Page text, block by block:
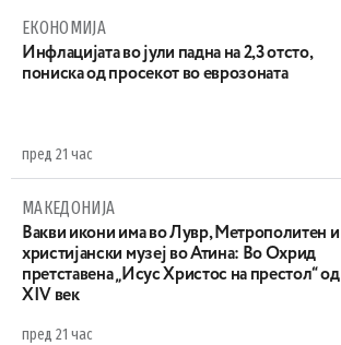
ЕКОНОМИЈА
Инфлацијата во јули падна на 2,3 отсто,
пониска од просекот во еврозоната
пред 21 час
МАКЕДОНИЈА
Вакви икони има во Лувр, Метрополитен и
христијански музеј во Атина: Во Охрид
претставена „Исус Христос на престол“ од
XIV век
пред 21 час